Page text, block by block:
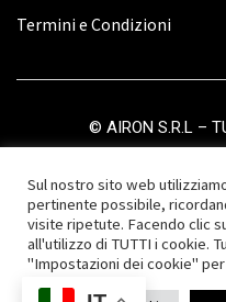
Termini e Condizioni
© AIRON S.R.L –
Sul nostro sito web
pertinente possibile,
visite ripetute. Facendo clic
all'utilizzo di TUTTI i cookie.
"Impostazioni dei cookie"